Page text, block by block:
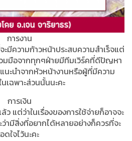
การงาน
มีความก้าวหน้าประสบความสำเร็จแต่
มมือจากทุกๆฝ่ายมีทีมเวิร์คที่ดีปัญหา
ะนำจากหัวหน้างานหรือผู้ที่มีความ
เฉพาะส่วนนั้นนะคะ
การเงิน
แต่ว่าในเรื่องของการใช้จ่ายก็อาจจะ
ว่ามีสิ่งที่อยากได้หลายอย่างก็ควรที่จะ
อดใจไว้นะคะ